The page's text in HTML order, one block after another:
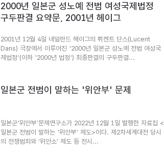
2000년 일본군 성노예 전범 여성국제법정
구두판결 요약문, 2001년 헤이그
2001년 12월 4일 네덜란드 헤이그의 뤼켄트 단스(Lucent
Dans) 극장에서 이루어진 '2000년 일본군 성노예 전범 여성국
제법정'(이하 '2000년 법정') 최종판결의 구두판결...
일본군 전범이 말하는 '위안부' 문제
일본군'위안부'문제연구소가 2022년 12월 1일 발행한 자료집 <
일본군 전범이 말하는 '위안부' 제도>이다. 제2차세계대전 당시
의 전쟁범죄와 ‘위안소’ 제도 등 전시...